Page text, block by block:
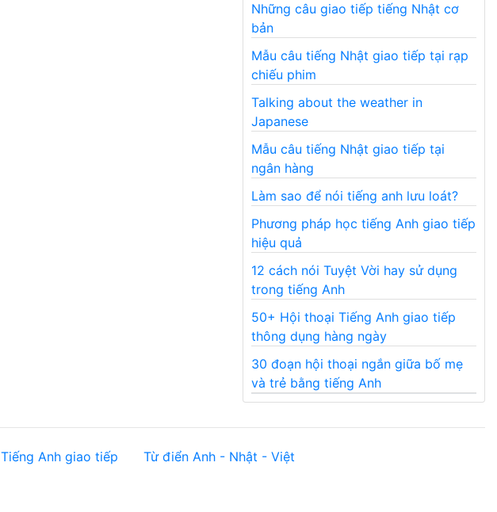
Những câu giao tiếp tiếng Nhật cơ
bản
Mẫu câu tiếng Nhật giao tiếp tại rạp
chiếu phim
Talking about the weather in
Japanese
Mẫu câu tiếng Nhật giao tiếp tại
ngân hàng
Làm sao để nói tiếng anh lưu loát?
Phương pháp học tiếng Anh giao tiếp
hiệu quả
12 cách nói Tuyệt Vời hay sử dụng
trong tiếng Anh
50+ Hội thoại Tiếng Anh giao tiếp
thông dụng hàng ngày
30 đoạn hội thoại ngắn giữa bố mẹ
và trẻ bằng tiếng Anh
Tiếng Anh giao tiếp
Từ điển Anh - Nhật - Việt